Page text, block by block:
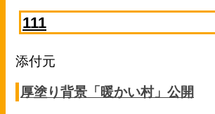
111
添付元
厚塗り背景「暖かい村」公開